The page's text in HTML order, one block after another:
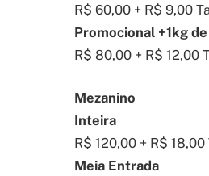
R$ 60,00 + R$ 9,00
Promocional +1kg
R$ 80,00 + R$ 12,00
Mezanino
Inteira
R$ 120,00 + R$ 18,00
Meia Entrada